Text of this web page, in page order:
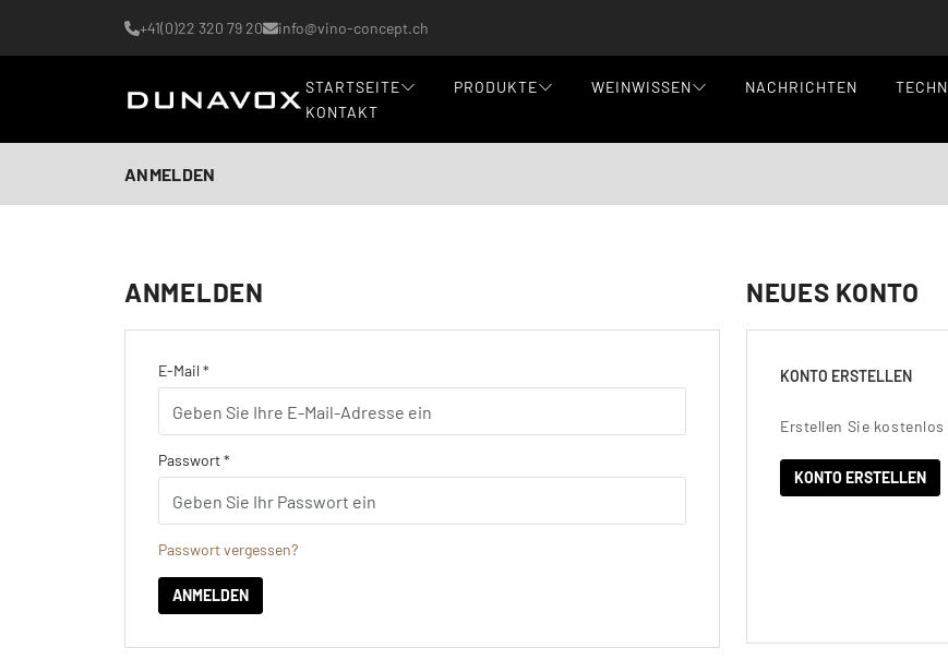
+41(0)22 320 79 20 info@vino-concept.ch
STARTSEITE PRODUKTE WEINWISSEN NACHRICHTEN
KONTAKT
ANMELDEN
ANMELDEN
E-Mail *
Passwort *
Passwort vergessen?
ANMELDEN
NEUES KONTO
KONTO ERSTELLEN
Erstellen Sie
KONTO ERSTELLEN